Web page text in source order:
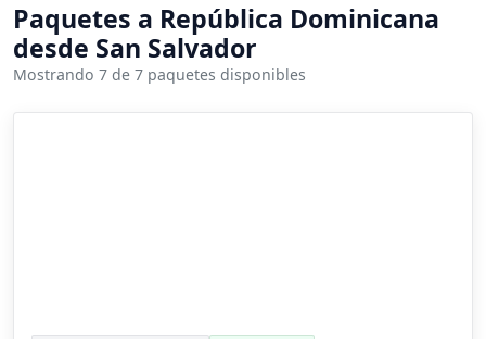
Paquetes a República Dominicana
desde San Salvador
Mostrando 7 de 7 paquetes disponibles